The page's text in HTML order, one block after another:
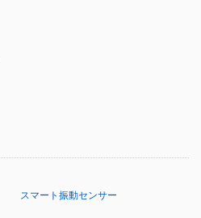
スマート振動センサー